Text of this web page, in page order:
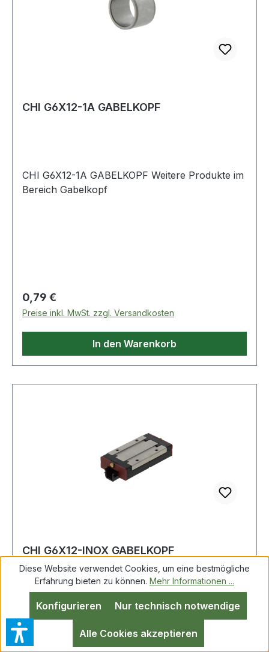
CHI G6X12-1A GABELKOPF
CHI G6X12-1A GABELKOPF Weitere Produkte im
Bereich Gabelkopf
Regulärer Preis:
0,79 €
Preise inkl. MwSt. zzgl. Versandkosten
In den Warenkorb
CHI G6X12-INOX GABELKOPF
CHI G6X12-INOX GABELKOPF Weitere Produkte
im Bereich Gabelkopf
Diese Website verwendet Cookies, um eine bestmögliche
Erfahrung bieten zu können. Mehr Informationen ...
Nur technisch notwendige
Konfigurieren
Alle Cookies akzeptieren